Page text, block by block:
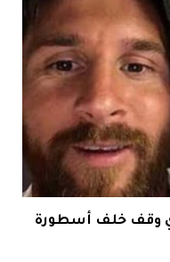
وقف خلف أسطورة